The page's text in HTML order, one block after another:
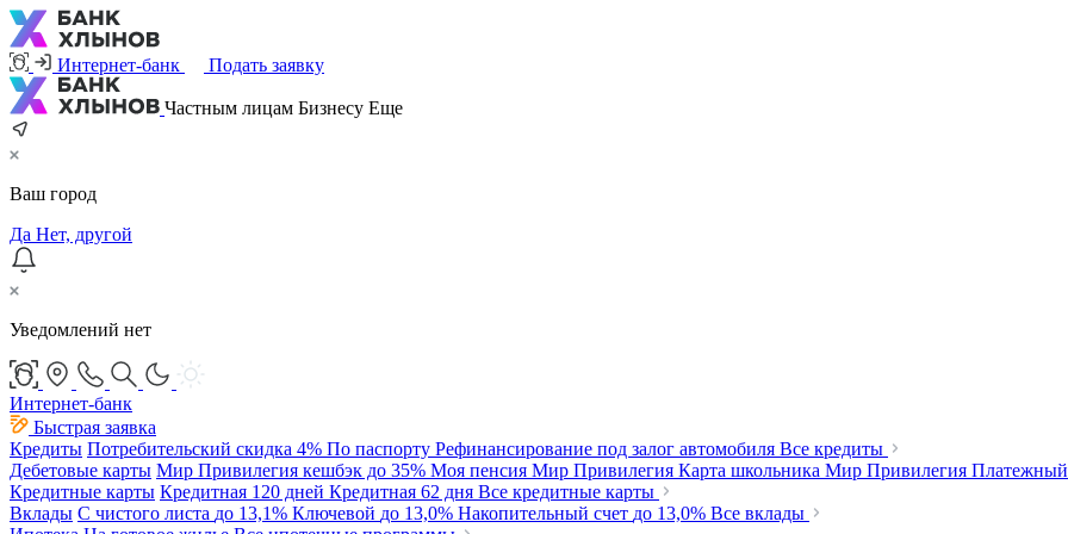
Интернет-банк Подать заявку
Частным лицам Бизнесу Еще
Ваш город
Да Нет, другой
Уведомлений нет
Интернет-банк
Быстрая заявка
Кредиты Потребительский скидка 4% По паспорту Рефинансирование под залог автомобиля Все кредиты
Дебетовые карты Мир Привилегия кешбэк до 35% Моя пенсия Мир Привилегия Карта школьника Мир Привилегия
Кредитные карты Кредитная 120 дней Кредитная 62 дня Все кредитные карты
Вклады С чистого листа до 13,1% Ключевой до 13,0% Накопительный счет до 13,0% Все вклады